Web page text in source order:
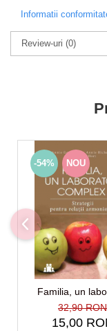
Informatii
Review-uri (0)
-54% NOU
Familia, un
complex
32,90 RON
15,00